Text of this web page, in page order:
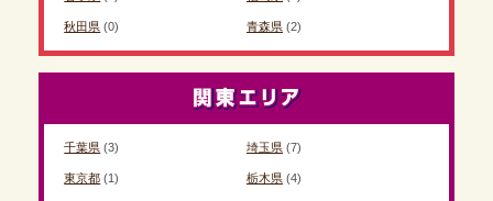
秋田県 (0) 青森県(2)
千葉県 (3) 埼玉県(7)
東京都 (1) 栃木県(4)